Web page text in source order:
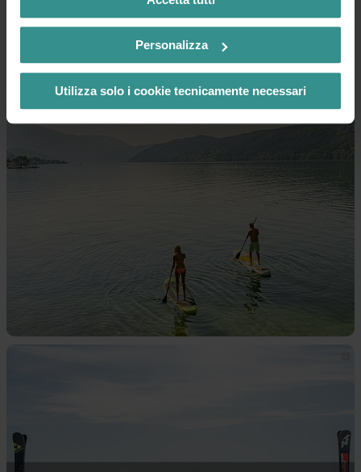
Personalizza
Utilizza solo i cookie tecnicamente necessari
Giro in barca...
In movimento con e-boat, barca a
remi e stand-up paddle